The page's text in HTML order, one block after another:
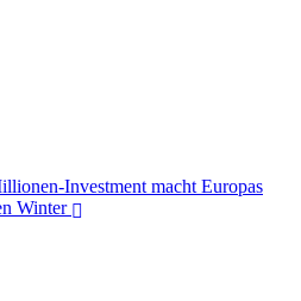
Investment macht Europas
Winter